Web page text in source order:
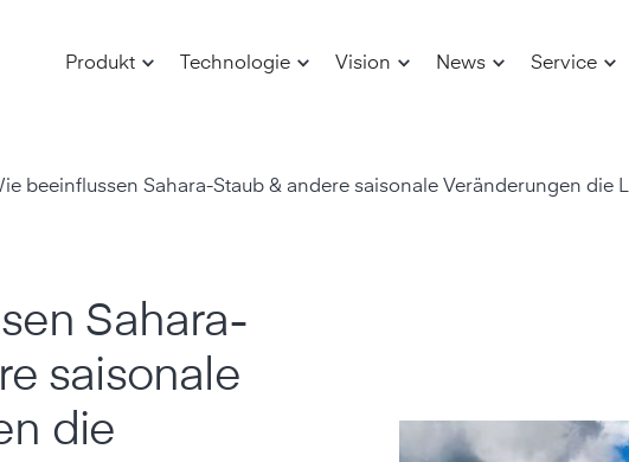
Produkt Technologie Vision News Service
beeinflussen Sahara-Staub & andere saisonale Veränderungen die
Sahara-
saisonale
die